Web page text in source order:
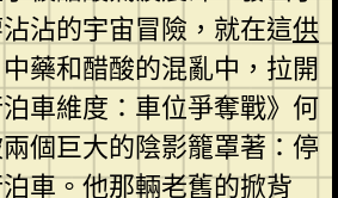
沾的宇宙冒險，就在這供
藥和醋酸的混亂中，拉開
車維度：車位爭奪戰》何
個巨大的陰影籠罩著：停
車。他那輛老舊的掀背